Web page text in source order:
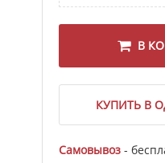
В
КУПИТЬ В
Самовывоз-